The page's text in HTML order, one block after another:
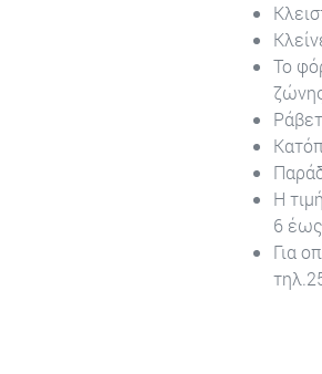
Το
Η
6 έως
Για